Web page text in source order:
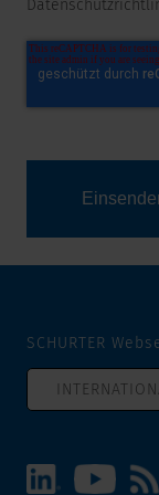
SCHURTER